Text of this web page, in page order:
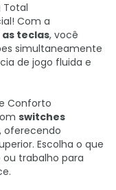
Total
Com a
teclas, você
simultaneamente
de jogo fluida e
Conforto
switches
oferecendo
Escolha o que
trabalho para